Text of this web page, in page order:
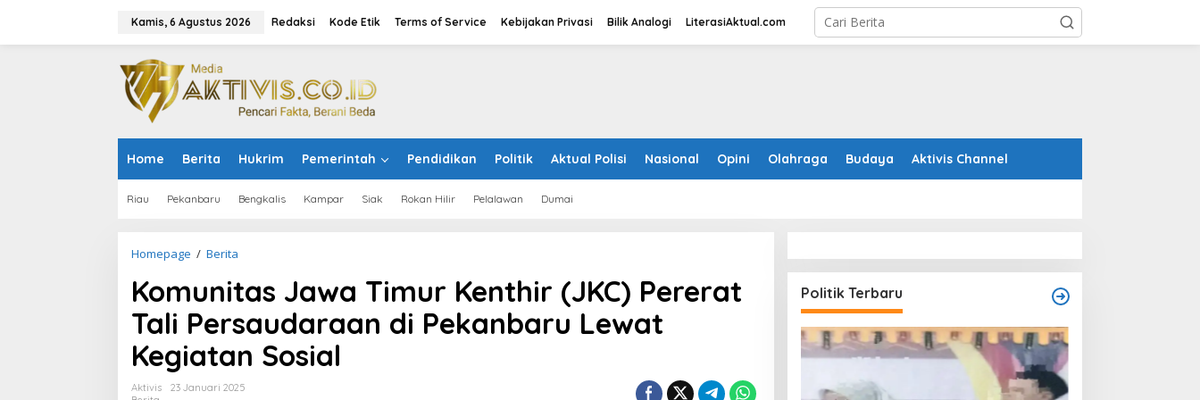
Kamis, 6 Agustus 2026 Redaksi Kode Etik Terms of Service Kebijakan Privasi Bilik Analogi LiterasiAktual.com
Home Berita Hukrim Pemerintah Pendidikan Politik Aktual Polisi Nasional Opini Olahraga Budaya Aktivis Channel
Riau Pekanbaru Bengkalis Kampar Siak Rokan Hilir Pelalawan Dumai
Homepage / Berita
m
u
n
i
t
a
s
Komunitas Jawa Timur Kenthir (JKC) Pererat
Tali Persaudaraan di Pekanbaru Lewat
Kegiatan Sosial
Aktivis
23 Januari 2025
Politik Terbaru